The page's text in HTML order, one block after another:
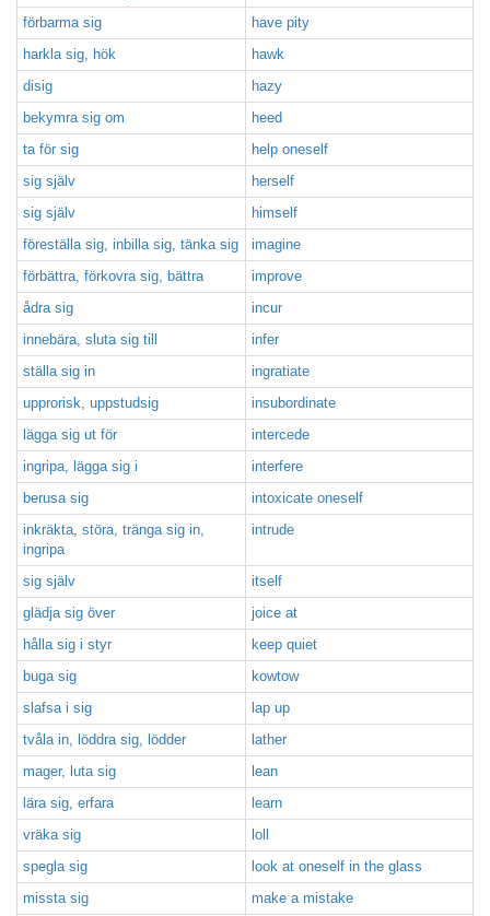
förbarma sig
have pity
harkla sig, hök
hawk
disig
hazy
bekymra sig om
heed
ta för sig
help oneself
sig själv
herself
sig själv
himself
föreställa sig, inbilla sig, tänka sig
imagine
förbättra, förkovra sig, bättra
improve
ådra sig
incur
innebära, sluta sig till
infer
ställa sig in
ingratiate
upprorisk, uppstudsig
insubordinate
lägga sig ut för
intercede
ingripa, lägga sig i
interfere
berusa sig
intoxicate oneself
inkräkta, störa, tränga sig in,
ingripa
intrude
sig själv
itself
glädja sig över
joice at
hålla sig i styr
keep quiet
buga sig
kowtow
slafsa i sig
lap up
tvåla in, löddra sig, lödder
lather
mager, luta sig
lean
lära sig, erfara
learn
vräka sig
loll
spegla sig
look at oneself in the glass
missta sig
make a mistake